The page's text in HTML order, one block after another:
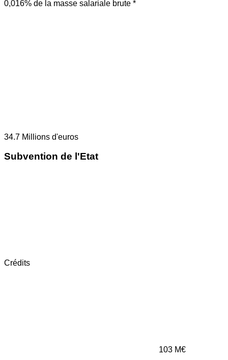
0,016% de la masse salariale brute *
34.7 Millions d'euros
Subvention de l'Etat
Crédits
103 M€